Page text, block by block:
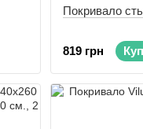
Покривало
819 грн